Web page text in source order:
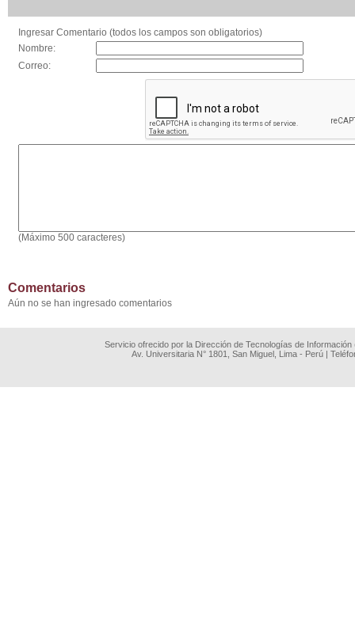
Ingresar Comentario (todos los campos son obligatorios)
Nombre:
Correo:
(Máximo 500 caracteres)
Comentarios
Aún no se han ingresado comentarios
Servicio ofrecido por la Dirección de Tecnologías de
Av. Universitaria N° 1801, San Miguel, Lima - Perú |